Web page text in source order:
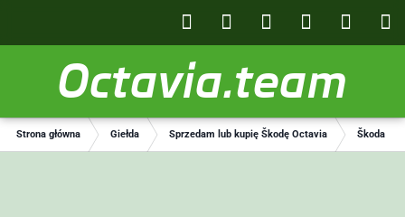
Octavia.team
Strona główna Giełda Sprzedam lub kupię Škodę Octavia Škoda